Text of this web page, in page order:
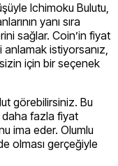
Ichimoku Bulutu,
yanı sıra
sağlar. Coin’in fiyat
istiyorsanız,
için bir seçenek
görebilirsiniz. Bu
daha fazla fiyat
ima eder. Olumlu
olması gerçeğiyle